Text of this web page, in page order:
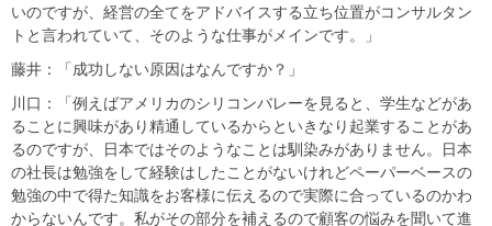
いのですが、経営の全てをアドバイスする立ち位置がコンサルタン
トと言われていて、そのような仕事がメインです。」
藤井：「成功しない原因はなんですか？」
川口：「例えばアメリカのシリコンバレーを見ると、学生などがあ
ることに興味があり精通しているからといきなり起業することがあ
るのですが、日本ではそのようなことは馴染みがありません。日本
の社長は勉強をして経験はしたことがないけれどペーパーベースの
勉強の中で得た知識をお客様に伝えるので実際に合っているのかわ
からないんです。私がその部分を補えるので顧客の悩みを聞いて進